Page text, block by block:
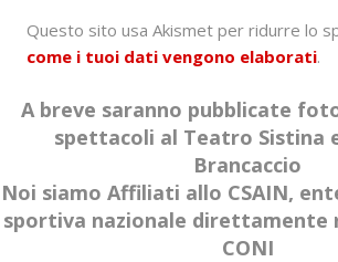
Questo sito usa Akismet per ridurre lo
come i tuoi dati vengono elaborati.
A breve saranno pubblicate
spettacoli al Teatro Sistina
Brancaccio
Noi siamo Affiliati allo CSAIN,
sportiva nazionale direttamente
CONI